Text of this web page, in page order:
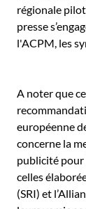
régionale
presse
l'ACPM, les
A noter que
européenne
concerne la
publicité pour
celles
(SRI) et